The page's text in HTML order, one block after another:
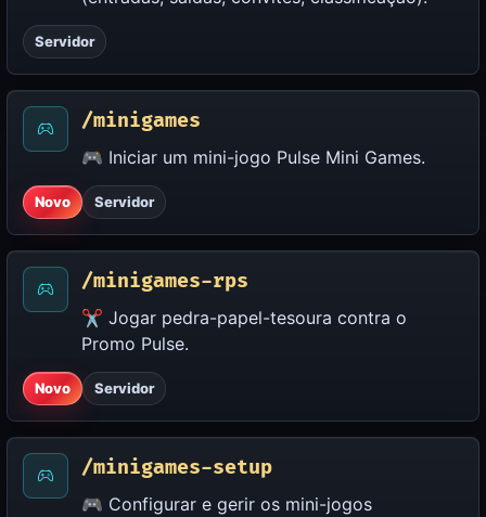
Servidor
/minigames
🎮 Iniciar um mini-jogo Pulse Mini Games.
Novo Servidor
/minigames-rps
✂️ Jogar pedra-papel-tesoura contra o
Promo Pulse.
Novo Servidor
/minigames-setup
🎮 Configurar e gerir os mini-jogos